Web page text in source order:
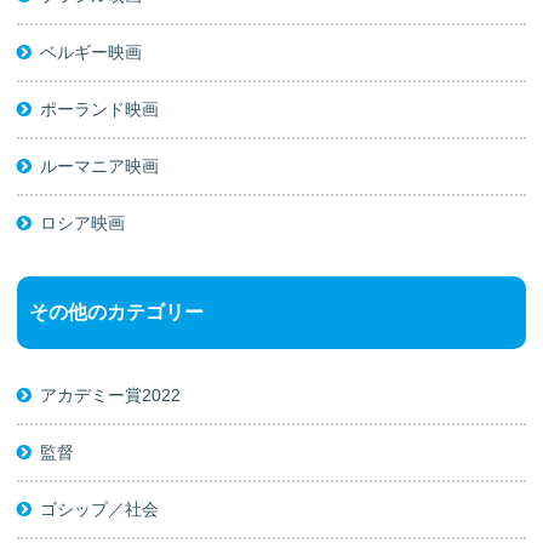
ベルギー映画
ポーランド映画
ルーマニア映画
ロシア映画
その他のカテゴリー
アカデミー賞2022
監督
ゴシップ／社会